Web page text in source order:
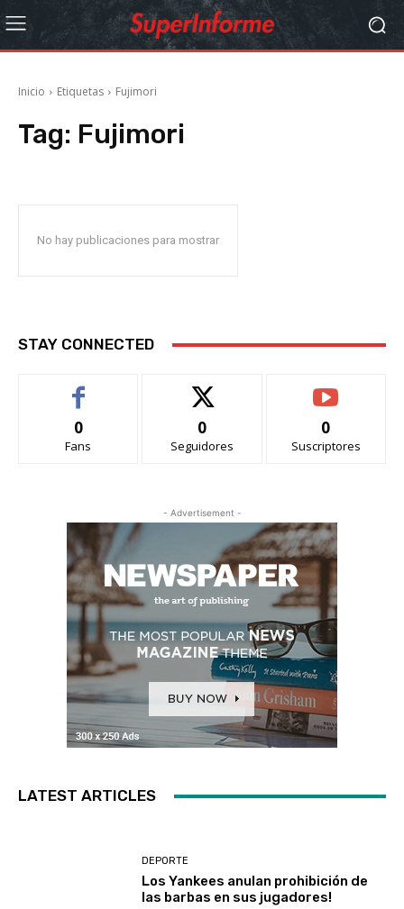
Inicio Etiquetas Fujimori
Tag: Fujimori
No hay publicaciones para mostrar
STAY CONNECTED
0
Fans
0
Seguidores
0
Suscriptores
- Advertisement -
LATEST ARTICLES
DEPORTE
Los Yankees anulan prohibición de
las barbas en sus jugadores!